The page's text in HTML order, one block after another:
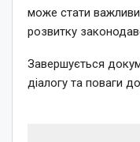
може стати
розвитку
Завершується
діалогу та поваги